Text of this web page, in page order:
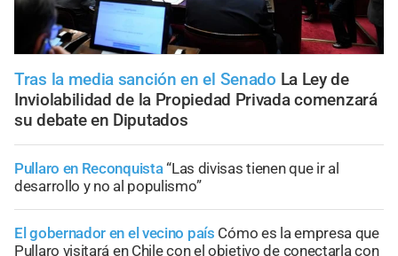
Tras la media sanción en el Senado La Ley de
Inviolabilidad de la Propiedad Privada comenzará
su debate en Diputados
Pullaro en Reconquista“Las divisas tienen que ir al
desarrollo y no al populismo”
El gobernador en el vecino país Cómo es la empresa que
Pullaro visitará en Chile con el objetivo de conectarla con